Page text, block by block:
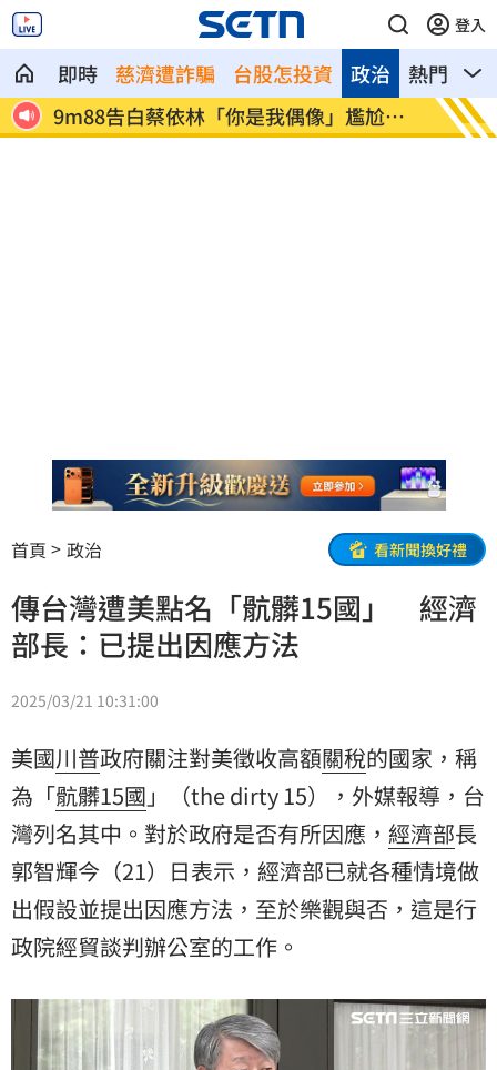
登入
即時 慈濟遭詐騙 台股怎投資 熱門 影
政治
39 9m88告白蔡依林「你是我偶像」尷尬結
局曝
綠營
了
首頁 政治 看新聞換好禮
傳台灣遭美點名「骯髒15國」 經濟
部長：已提出因應方法
2025/03/21 10:31:00
美國川普政府關注對美徵收高額關稅的國家，稱
為「骯髒15國 」（the dirty 15），外媒報導， 台
灣列名其中。對於政府是否有所因應， 經濟部長
郭智輝今（21）日表示，經濟部已就各種情境做
出假設並提出因應方法，至於樂觀與否，這是行
政院經貿談判辦公室的工作。